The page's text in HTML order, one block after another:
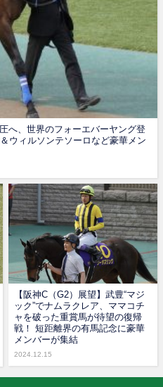
へ、世界のフォーエバーヤング登
ウィルソンテソーロなど豪華メン
【阪神C（G2）展望】武豊“マジ
ック”でナムラクレア、ママコチ
ャを破った重賞馬が待望の復帰
戦！ 短距離界の有馬記念に豪華
メンバーが集結
2024.12.15